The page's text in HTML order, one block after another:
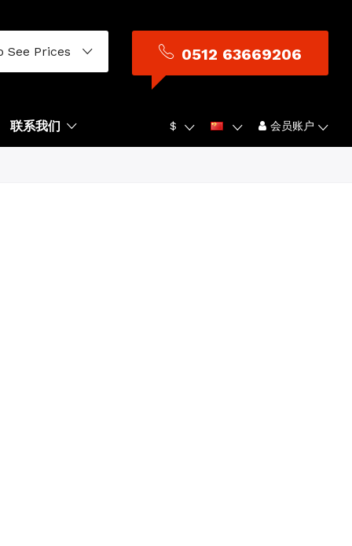
联系我们 $ 会员账户
See Prices 0512 63669206